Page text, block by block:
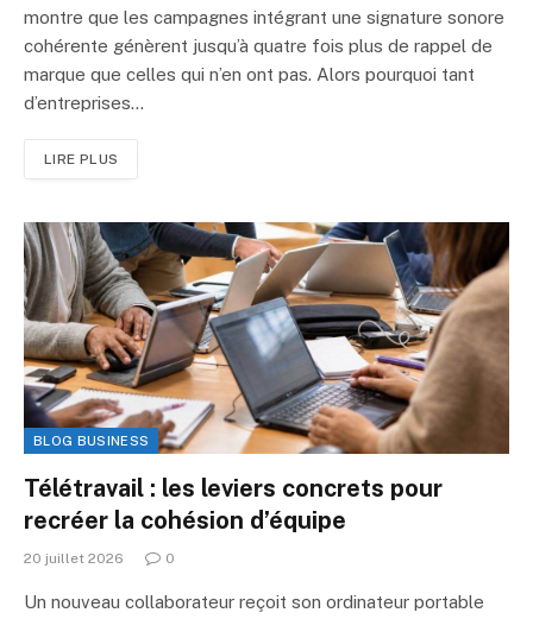
montre que les campagnes intégrant une signature sonore
cohérente génèrent jusqu’à quatre fois plus de rappel de
marque que celles qui n’en ont pas. Alors pourquoi tant
d’entreprises…
LIRE PLUS
BLOG BUSINESS
Télétravail : les leviers concrets pour
recréer la cohésion d’équipe
20 juillet 2026 0
Un nouveau collaborateur reçoit son ordinateur portable